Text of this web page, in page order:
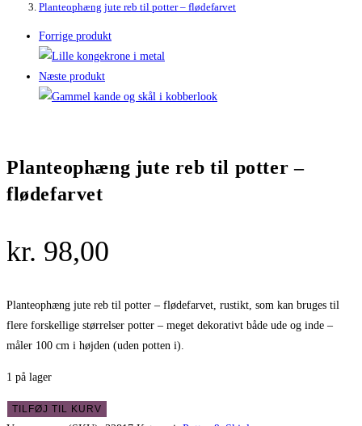
Planteophæng jute reb til potter – flødefarvet
Forrige produkt
Næste produkt
Planteophæng jute reb til potter –
flødefarvet
kr. 98,00
Planteophæng jute reb til potter – flødefarvet, rustikt, som kan bruges til
flere forskellige størrelser potter – meget dekorativt både ude og inde –
måler 100 cm i højden (uden potten i).
1 på lager
Planteophæng
TILFØJ TIL KURV